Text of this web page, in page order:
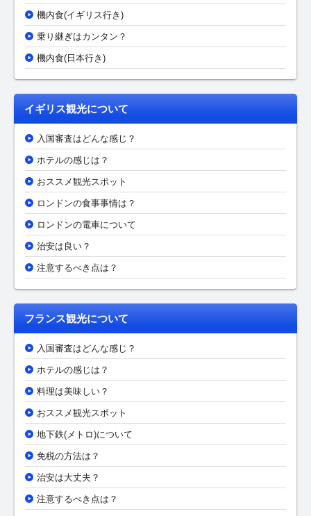
機内食(イギリス行き)
乗り継ぎはカンタン？
機内食(日本行き)
イギリス観光について
入国審査はどんな感じ？
ホテルの感じは？
おススメ観光スポット
ロンドンの食事事情は？
ロンドンの電車について
治安は良い？
注意するべき点は？
フランス観光について
入国審査はどんな感じ？
ホテルの感じは？
料理は美味しい？
おススメ観光スポット
地下鉄(メトロ)について
免税の方法は？
治安は大丈夫？
注意するべき点は？